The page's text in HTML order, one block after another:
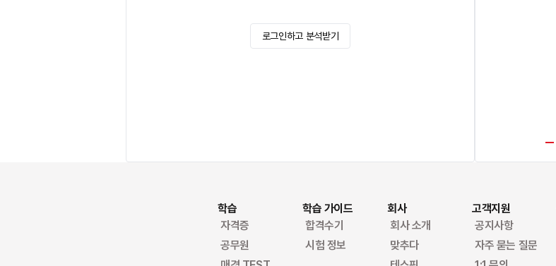
로그인하고 분석받기
학습
자격증
공무원
학습 가이드
합격수기
시험 정보
회사
회사 소개
맞추다
고객지원
공지사항
자주 묻는 질문